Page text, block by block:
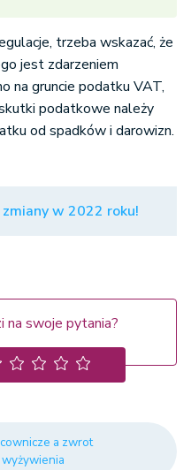
trzeba wskazać, że
jest zdarzeniem
na gruncie podatku VAT,
podatkowe należy
od spadków i darowizn.
w 2022 roku!
na swoje pytania?
a zwrot